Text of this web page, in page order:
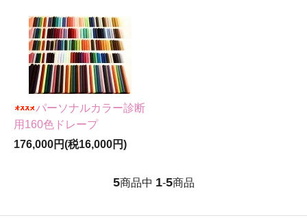
パーソナルカラー診断
用160色ドレープ
176,000円(税16,000円)
5商品中 1-5商品